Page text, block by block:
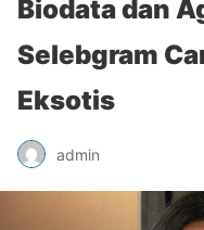
Biodata dan
Selebgram
Eksotis
admin